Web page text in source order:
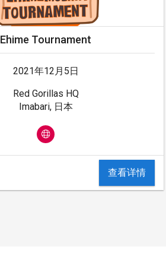
Ehime Tournament
2021年12月5日
Red Gorillas HQ
Imabari, 日本
查看详情